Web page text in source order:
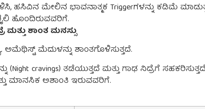
ಹಸಿವಿನ ಮೇಲಿನ ಭಾವನಾತ್ಮಕ Triggerಗಳನ್ನು ಕಡಿಮೆ
ಹೊಂದಿರುವವರಿಗೆ.
ಮತ್ತು ಶಾಂತ ಮನಸ್ಸು
ಮೆದುಳನ್ನು ಶಾಂತಗೊಳಿಸುತ್ತದೆ.
(Night cravings) ತಡೆಯುತ್ತದೆ ಮತ್ತು ಗಾಢ ನಿದ್ರೆಗೆ
ಮಾನಸಿಕ ಅಶಾಂತಿ ಇರುವವರಿಗೆ.